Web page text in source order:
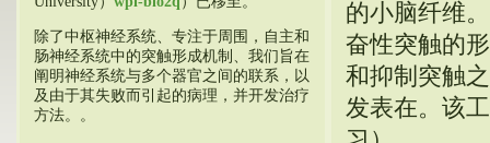
除了中枢神经系统、专注于周围，自主和
肠神经系统中的突触形成机制、我们旨在
阐明神经系统与多个器官之间的联系，以
及由于其失败而引起的病理，并开发治疗
方法。。
的小脑纤维
奋性突触的
和抑制突触
发表在。该